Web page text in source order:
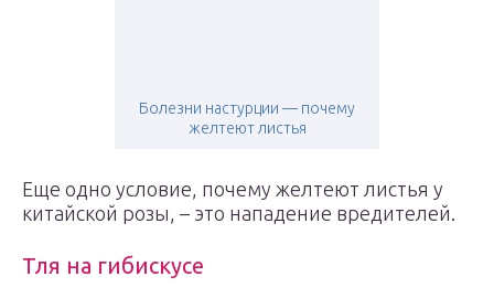
Болезни настурции — почему
желтеют листья
Еще одно условие, почему желтеют листья у
китайской розы, – это нападение вредителей.
Тля на гибискусе